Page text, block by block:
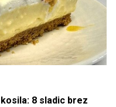
8 sladic brez